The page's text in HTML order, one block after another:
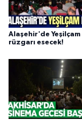
Alaşehir'de Yeşilçam
rüzgarı esecek!